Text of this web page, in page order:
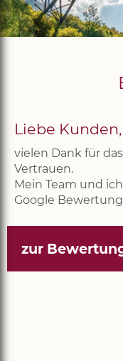
Liebe Kunden,
vielen Dank für
Vertrauen.
Mein Team und
Google
zur